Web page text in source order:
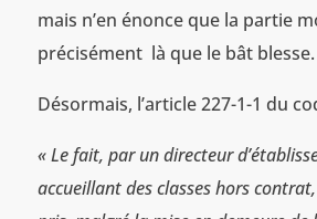
mais n’en énonce que la partie
précisément là que le bât blesse.
Désormais, l’article 227-1-1 du
«Le fait, par un directeur
accueillant des classes hors